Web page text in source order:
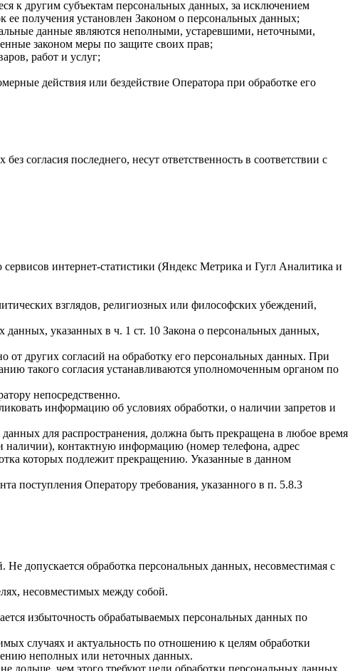
к другим субъектам персональных данных, за исключением
получения установлен Законом о персональных данных;
данные являются неполными, устаревшими, неточными,
законом меры по защите своих прав;
работ и услуг;
действия или бездействие Оператора при обработке его
согласия последнего, несут ответственность в соответствии с
интернет-статистики (Яндекс Метрика и Гугл Аналитика и
взглядов, религиозных или философских убеждений,
указанных в ч. 1 ст. 10 Закона о персональных данных,
от других согласий на обработку его персональных данных. При
такого согласия устанавливаются уполномоченным органом по
непосредственно.
информацию об условиях обработки, о наличии запретов и
для распространения, должна быть прекращена в любое время
наличии), контактную информацию (номер телефона, адрес
которых подлежит прекращению. Указанные в данном
поступления Оператору требования, указанного в п. 5.8.3
допускается обработка персональных данных, несовместимая с
несовместимых между собой.
избыточность обрабатываемых персональных данных по
случаях и актуальность по отношению к целям обработки
неполных или неточных данных.